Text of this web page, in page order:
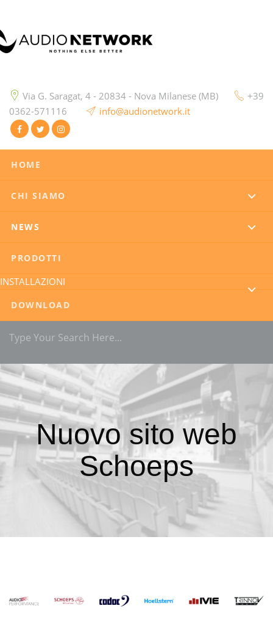
Via G. Saragat, 4 - 20834 - Nova Milanese (MB)
+39
0362-571116
info@audionetwork.it
HOME
CHI SIAMO
NEWS
PRODOTTI
INSTALLAZIONI
DOWNLOAD
Nuovo sito web
Schoeps